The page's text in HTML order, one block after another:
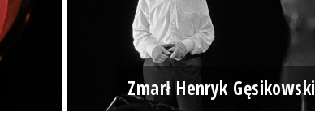
Zmarł Henryk Gęsikowski